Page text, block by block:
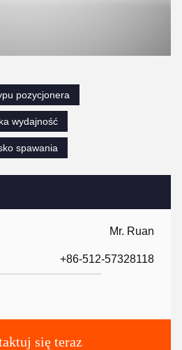
Mr. Ruan
+86-512-57328118
się teraz
pozycjonera
wydajność
spawania